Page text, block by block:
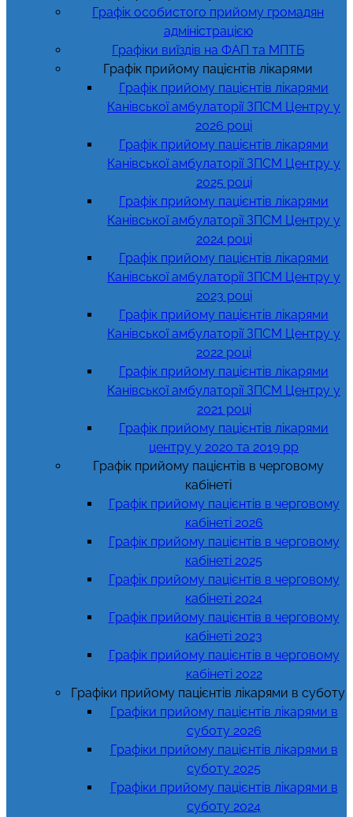
Графік особистого прийому громадян
адміністрацією
Графіки виїздів на ФАП та МПТБ
Графік прийому пацієнтів лікарями
Графік прийому пацієнтів лікарями
Канівської амбулаторії ЗПСМ Центру у
2026 році
Графік прийому пацієнтів лікарями
Канівської амбулаторії ЗПСМ Центру у
2025 році
Графік прийому пацієнтів лікарями
Канівської амбулаторії ЗПСМ Центру у
2024 році
Графік прийому пацієнтів лікарями
Канівської амбулаторії ЗПСМ Центру у
2023 році
Графік прийому пацієнтів лікарями
Канівської амбулаторії ЗПСМ Центру у
2022 році
Графік прийому пацієнтів лікарями
Канівської амбулаторії ЗПСМ Центру у
2021 році
Графік прийому пацієнтів лікарями
центру у 2020 та 2019 рр
Графік прийому пацієнтів в черговому
кабінеті
Графік прийому пацієнтів в черговому
кабінеті 2026
Графік прийому пацієнтів в черговому
кабінеті 2025
Графік прийому пацієнтів в черговому
кабінеті 2024
Графік прийому пацієнтів в черговому
кабінеті 2023
Графік прийому пацієнтів в черговому
кабінеті 2022
Графіки прийому пацієнтів лікарями в суботу
Графіки прийому пацієнтів лікарями в
суботу 2026
Графіки прийому пацієнтів лікарями в
суботу 2025
Графіки прийому пацієнтів лікарями в
суботу 2024